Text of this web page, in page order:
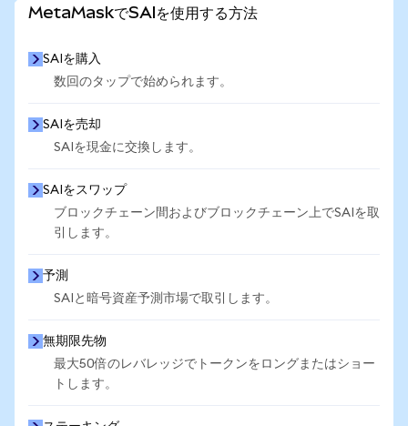
MetaMaskでSAIを使用する方法
SAIを購入
数回のタップで始められます。
SAIを売却
SAIを現金に交換します。
SAIをスワップ
ブロックチェーン間およびブロックチェーン上でSAIを取
引します。
予測
SAIと暗号資産予測市場で取引します。
無期限先物
最大50倍のレバレッジでトークンをロングまたはショー
トします。